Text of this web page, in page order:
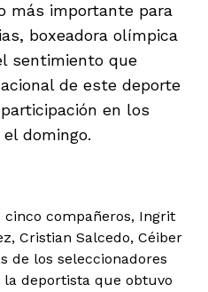
más importante para
boxeadora olímpica
sentimiento que
de este deporte
en los
domingo.
compañeros, Ingrit
Cristian Salcedo, Céiber
de los seleccionadores
la deportista que obtuvo